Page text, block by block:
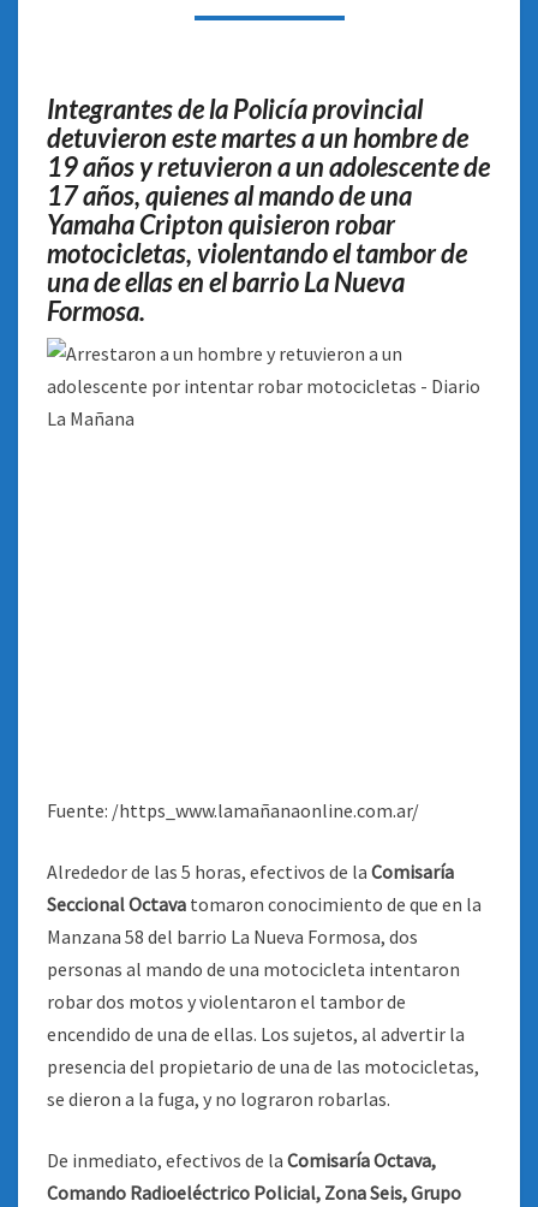
Integrantes de la Policía provincial
detuvieron este martes a un hombre de
19 años y retuvieron a un adolescente de
17 años, quienes al mando de una
Yamaha Cripton quisieron robar
motocicletas, violentando el tambor de
una de ellas en el barrio La Nueva
Formosa.
Fuente: /https_www.lamañanaonline.com.ar/
Alrededor de las 5 horas, efectivos de la Comisaría
Seccional Octava tomaron conocimiento de que en la
Manzana 58 del barrio La Nueva Formosa, dos
personas al mando de una motocicleta intentaron
robar dos motos y violentaron el tambor de
encendido de una de ellas. Los sujetos, al advertir la
presencia del propietario de una de las motocicletas,
se dieron a la fuga, y no lograron robarlas.
De inmediato, efectivos de la Comisaría Octava,
Comando Radioeléctrico Policial, Zona Seis, Grupo